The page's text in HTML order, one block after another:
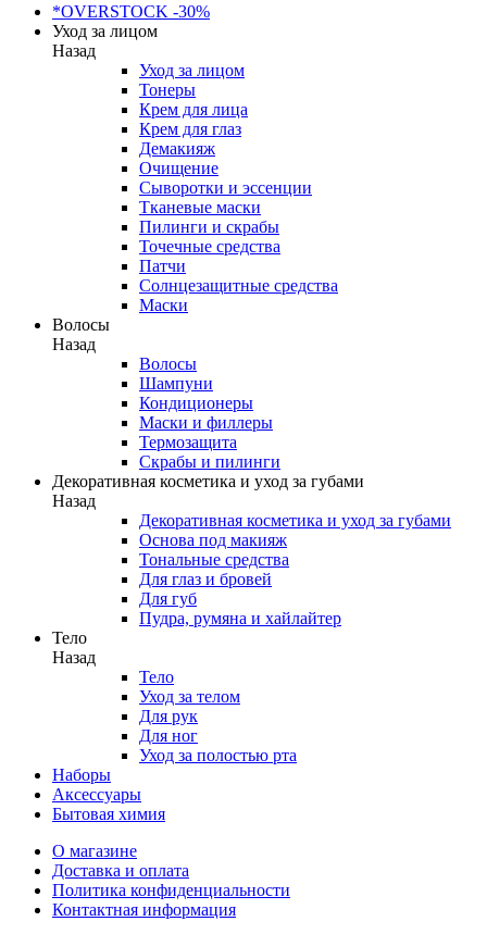
*OVERSTOCK -30%
Уход за лицом
Назад
Уход за лицом
Тонеры
Крем для лица
Крем для глаз
Демакияж
Очищение
Сыворотки и эссенции
Тканевые маски
Пилинги и скрабы
Точечные средства
Патчи
Солнцезащитные средства
Маски
Волосы
Назад
Волосы
Шампуни
Кондиционеры
Маски и филлеры
Термозащита
Скрабы и пилинги
Декоративная косметика и уход за губами
Назад
Декоративная косметика и уход за губами
Основа под макияж
Тональные средства
Для глаз и бровей
Для губ
Пудра, румяна и хайлайтер
Тело
Назад
Тело
Уход за телом
Для рук
Для ног
Уход за полостью рта
Наборы
Аксессуары
Бытовая химия
О магазине
Доставка и оплата
Политика конфиденциальности
Контактная информация